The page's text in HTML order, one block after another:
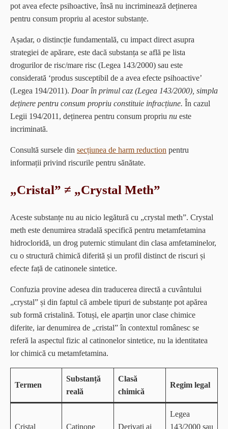
pot avea efecte psihoactive, însă nu incriminează deținerea
pentru consum propriu al acestor substanțe.
Așadar, o distincție fundamentală, cu impact direct asupra
strategiei de apărare, este dacă substanța se află pe lista
drogurilor de risc/mare risc (Legea 143/2000) sau este
considerată ‘produs susceptibil de a avea efecte psihoactive’
(Legea 194/2011). Doar în primul caz (Legea 143/2000), simpla
deținere pentru consum propriu constituie infracțiune. În cazul
Legii 194/2011, deținerea pentru consum propriu nu este
incriminată.
Consultă sursele din secțiunea de harm reduction pentru
informații privind riscurile pentru sănătate.
„Cristal” ≠ „Crystal Meth”
Aceste substanțe nu au nicio legătură cu „crystal meth”. Crystal
meth este denumirea stradală specifică pentru metamfetamina
hidrocloridă, un drog puternic stimulant din clasa amfetaminelor,
cu o structură chimică diferită și un profil distinct de riscuri și
efecte față de catinonele sintetice.
Confuzia provine adesea din traducerea directă a cuvântului
„crystal” și din faptul că ambele tipuri de substanțe pot apărea
sub formă cristalină. Totuși, ele aparțin unor clase chimice
diferite, iar denumirea de „cristal” în contextul românesc se
referă la aspectul fizic al catinonelor sintetice, nu la identitatea
lor chimică cu metamfetamina.
Termen
Substanță
reală
Clasă
chimică
Regim legal
Cristal Catinone Derivați ai
Legea
143/2000 sau